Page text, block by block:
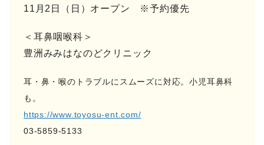
11月2日（日）オープン ※予約優先
＜耳鼻咽喉科＞
豊洲みみはなのどクリニック
耳・鼻・喉のトラブルにスムーズに対応。小児耳鼻科
も。
https://www.toyosu-ent.com/
03-5859-5133